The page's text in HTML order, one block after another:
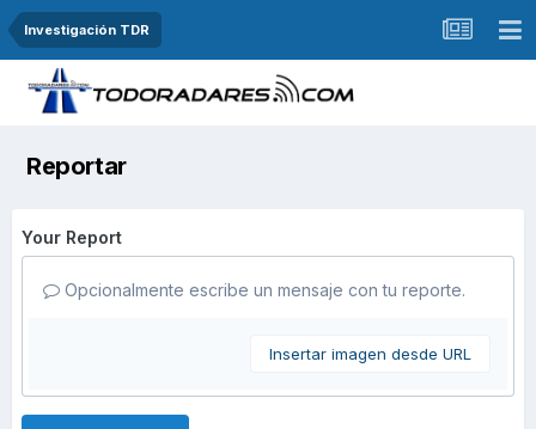
Investigación TDR
Reportar
Your Report
Opcionalmente escribe un mensaje con tu reporte.
Insertar imagen desde URL